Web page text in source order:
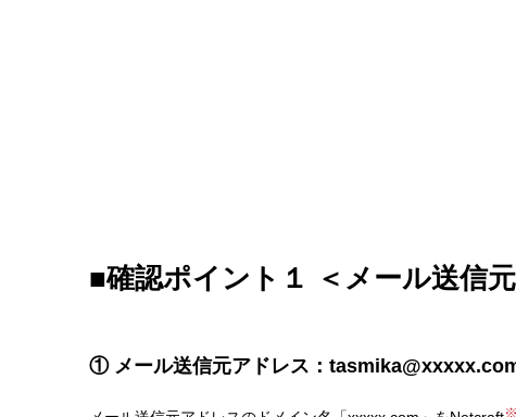
■確認ポイント１ ＜メール送信
① メール送信元アドレス：